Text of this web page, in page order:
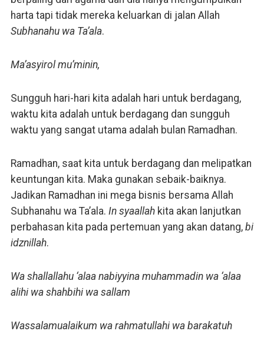
harta tapi tidak mereka keluarkan di jalan Allah
Subhanahu wa Ta’ala.
Ma’asyirol mu’minin,
Sungguh hari-hari kita adalah hari untuk berdagang,
waktu kita adalah untuk berdagang dan sungguh
waktu yang sangat utama adalah bulan Ramadhan.
Ramadhan, saat kita untuk berdagang dan melipatkan
keuntungan kita. Maka gunakan sebaik-baiknya.
Jadikan Ramadhan ini mega bisnis bersama Allah
Subhanahu wa Ta’ala. In syaallahkita akan lanjutkan
perbahasan kita pada pertemuan yang akan datang, bi
idznillah.
Wa shallallahu ‘alaa nabiyyina muhammadin wa ‘alaa
alihi wa shahbihi wa sallam
Wassalamualaikum wa rahmatullahi wa barakatuh